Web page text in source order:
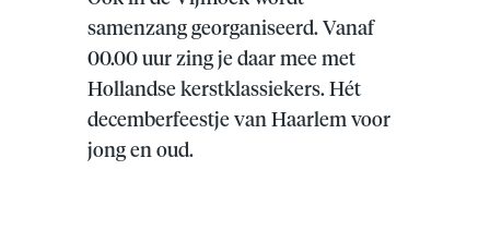
samenzang georganiseerd. Vanaf
00.00 uur zing je daar mee met
Hollandse kerstklassiekers. Hét
decemberfeestje van Haarlem voor
jong en oud.